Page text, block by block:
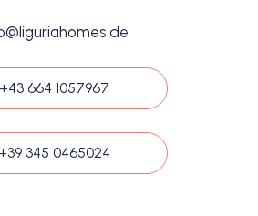
+43 664 1057967
+39 345 0465024